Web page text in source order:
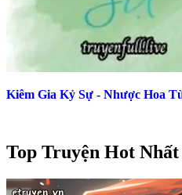
Kiêm Gia Kỷ Sự - Nhược Hoa
Top Truyện Hot Nhất